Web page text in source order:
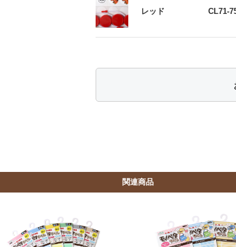
レッド CL71-
関連商品